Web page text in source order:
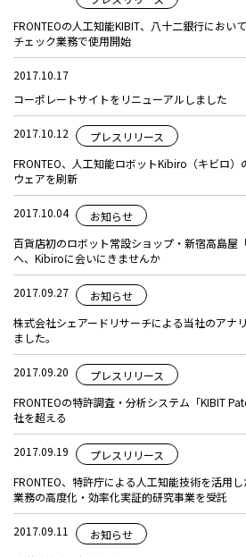
FRONTEOの人工知能KIBIT、八十二銀行におい
チェック業務で使用開始
2017.10.17
コーポレートサイトをリニューアルしました
2017.10.12
プレスリリース
FRONTEO、人工知能ロボットKibiro（キビロ）
ウェアを刷新
2017.10.04
お知らせ
百貨店初のロボット常設ショップ・新宿高島屋
へ、Kibiroに会いにきませんか
2017.09.27
お知らせ
株式会社シェアードリサーチによる当社のアナ
ました。
2017.09.20
プレスリリース
FRONTEOの特許調査・分析システム「KIBIT
社を超える
2017.09.19
プレスリリース
FRONTEO、特許庁による人工知能技術を活用
業務の高度化・効率化実証的研究事業を受託
2017.09.11
お知らせ